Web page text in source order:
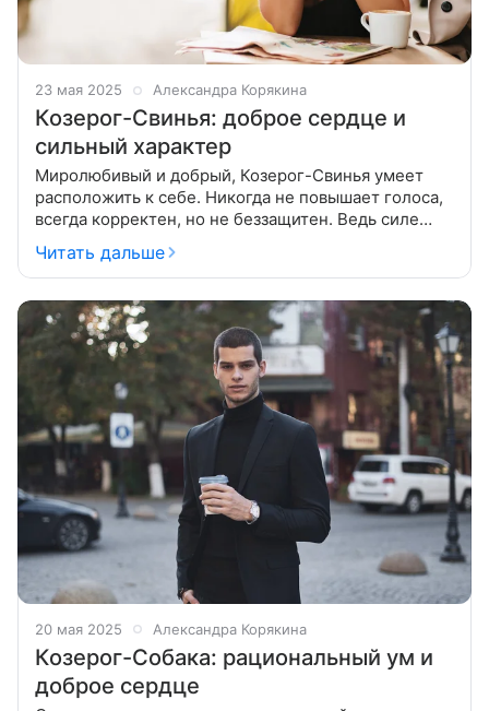
23 мая 2025 Александра Корякина
Козерог-Свинья: доброе сердце и
сильный характер
Миролюбивый и добрый, Козерог-Свинья умеет
расположить к себе. Никогда не повышает голоса,
всегда корректен, но не беззащитен. Ведь силе
характера Козерога можно только позавидовать.
Доброжелательный человек, открытый
Читать дальше
20 мая 2025 Александра Корякина
Козерог-Собака: рациональный ум и
доброе сердце